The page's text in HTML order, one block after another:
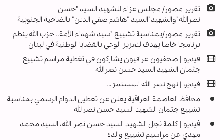
تقرير مصور/ مجلس عزاء للشهيد السيد "حسن
نصرالله"والشهيد"السيد "هاشم صفي الدين" بالضاحية الجنوبية
تقرير مصور/بمناسبة تشييع "سيد شهداء الأمة.. حزب الله ينظم
برنامجا خاصا يهدف لتعزيز الوعي بالقضايا الوطنية في لبنان
فيديو | صحفيون عراقيون يشاركون في تغطية مراسم تشييع
جثمان الشهيد السيد حسن نصرالله
فيديو | نهج نصر الله المستمرّ...
محافظ العاصمة العراقية يعلن عن تعطيل الدوام الرسمي بمناسبة
تشييع جثمان الشهيد السيد حسن نصرالله
فيديو | كلمة نجل الشهيد السيد حسن نصر الله، السيد محمد
مهدي عن مراسيم تشييع والده